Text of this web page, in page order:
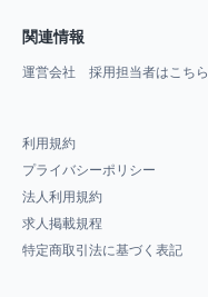
関連情報
運営会社 採用担当者はこちら
利用規約
プライバシーポリシー
法人利用規約
求人掲載規程
特定商取引法に基づく表記